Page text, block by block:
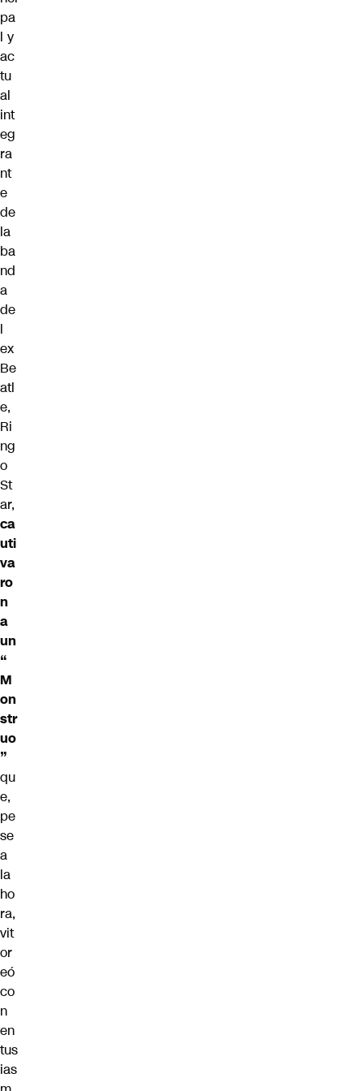
pa
l y
ac
tu
al
int
eg
ra
nt
e
de
la
ba
nd
a
de
l
ex
Be
atl
e,
Ri
ng
o
St
ar,
ca
uti
va
ro
n
a
un
“
M
on
str
uo
”
qu
e,
pe
se
a
la
ho
ra,
vit
or
eó
co
n
en
tus
ias